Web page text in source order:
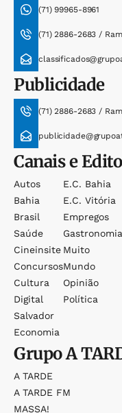
(71) 99965-8961
(71) 2886-2683 /
Publicidade
(71) 2886-2683 /
Canais e
Autos
Bahia
Brasil
Saúde
Cineinsite
Concursos
Cultura
Digital
Salvador
Economia
E.c. Bahia
E.c. Vitória
Empregos
Gastronomia
Muito
Mundo
Opinião
Política
GrupoA
A TARDE
A TARDE FM
MASSA!